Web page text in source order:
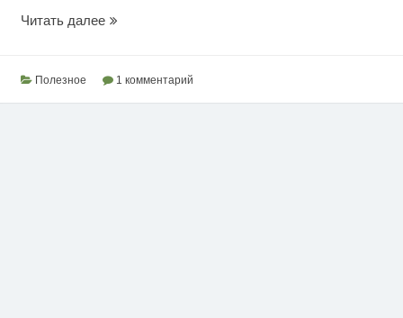
Читать далееУчимся
Полезное 1 комментарий